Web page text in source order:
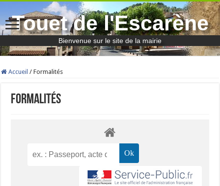
Touet de l'Escarène
Bienvenue sur le site de la mairie
Accueil / Formalités
Formalités